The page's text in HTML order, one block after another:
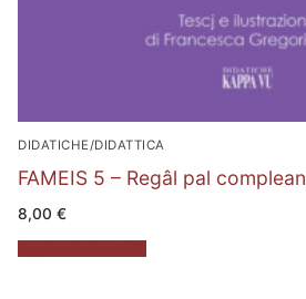
DIDATICHE/DIDATTICA
FAMEIS 5 – Regâl pal complean
8,00 €